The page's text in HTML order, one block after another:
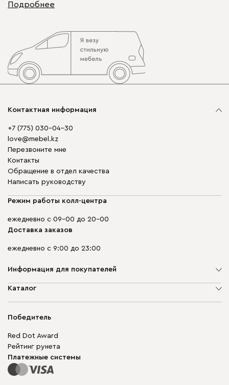
Подробнее
Контактная информация
+7 (775) 030-04-30
love@mebel.kz
Перезвоните мне
Контакты
Обращение в отдел качества
Написать руководству
Режим работы колл-центра
ежедневно с 09-00 до 20-00
Доставка заказов
ежедневно с 9:00 до 23:00
Информация для покупателей
О компании
Гарантия
Для бизнеса
Карта сайта
Каталог
Корпусная мебель
Модульная мебель
Столы и стулья
Победитель
Red Dot Award
Рейтинг рунета
Платежные системы